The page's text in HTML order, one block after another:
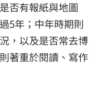
否有報紙與地圖
5年；中年時期則
，以及是否常去博
著重於閱讀、寫作